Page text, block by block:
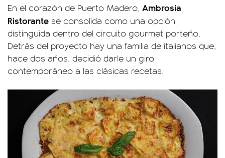
En el corazón de Puerto Madero, Ambrosia
Ristorante se consolida como una opción
distinguida dentro del circuito gourmet porteño.
Detrás del proyecto hay una familia de italianos que,
hace dos años, decidió darle un giro
contemporáneo a las clásicas recetas.